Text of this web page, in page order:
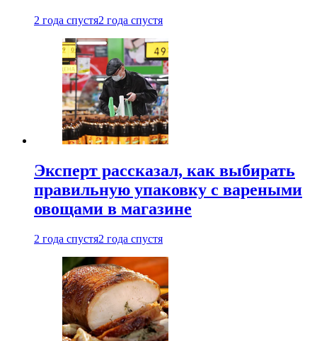
2 года спустя2 года спустя
Эксперт рассказал, как выбирать
правильную упаковку с вареными
овощами в магазине
2 года спустя2 года спустя